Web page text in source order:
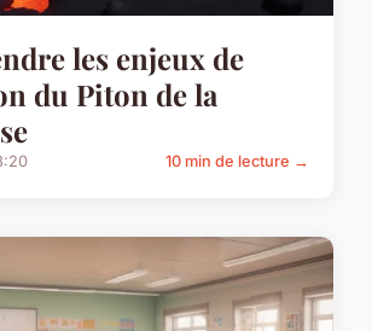
les enjeux de
du Piton de la
10 min de lecture →